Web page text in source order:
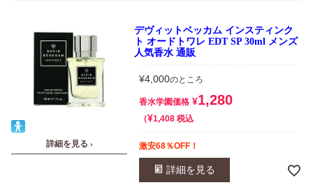
詳細を見る ›
デヴィットベッカム インスティンク
ト オードトワレ EDT SP 30ml メンズ
人気香水 通販
¥4,000のところ
香水学園価格 ¥1,280
¥1,408 税込
激安68％OFF！
詳細を見る